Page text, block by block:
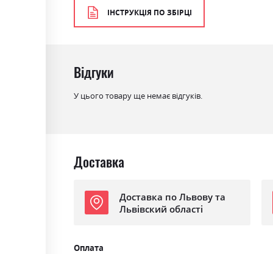
Матеріал ламінована ДСП
ІНСТРУКЦІЯ ПО ЗБІРЦІ
Відгуки
У цього товару ще немає відгуків.
Доставка
Доставка по Львову та
Львівский області
Оплата